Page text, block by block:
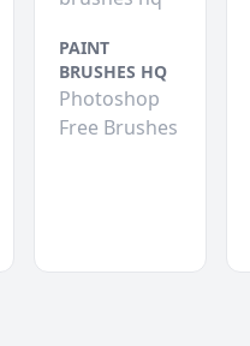
PAINT
BRUSHES HQ
Photoshop
Free Brushes